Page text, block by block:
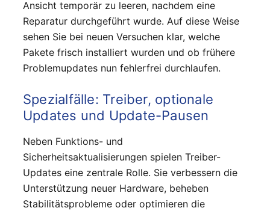
Ansicht temporär zu leeren, nachdem eine
Reparatur durchgeführt wurde. Auf diese Weise
sehen Sie bei neuen Versuchen klar, welche
Pakete frisch installiert wurden und ob frühere
Problemupdates nun fehlerfrei durchlaufen.
Spezialfälle: Treiber, optionale
Updates und Update-Pausen
Neben Funktions- und
Sicherheitsaktualisierungen spielen Treiber-
Updates eine zentrale Rolle. Sie verbessern die
Unterstützung neuer Hardware, beheben
Stabilitätsprobleme oder optimieren die